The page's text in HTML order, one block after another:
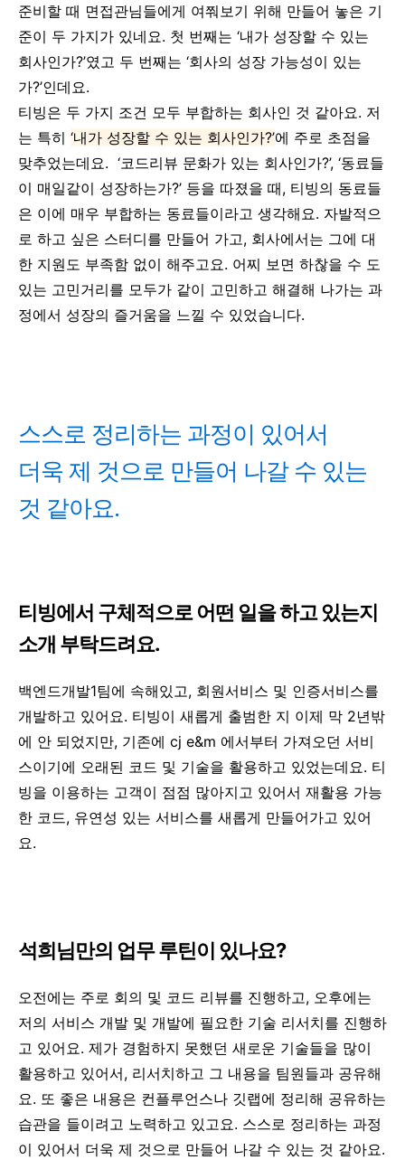
준비할 때 면접관님들에게 여쭤보기 위해 만들어 놓은 기
준이 두 가지가 있네요. 첫 번째는 ‘내가 성장할 수 있는
회사인가?’였고 두 번째는 ‘회사의 성장 가능성이 있는
가?’인데요.
티빙은 두 가지 조건 모두 부합하는 회사인 것 같아요. 저
는 특히 ‘내가 성장할 수 있는 회사인가?’에 주로 초점을
맞추었는데요. ‘코드리뷰 문화가 있는 회사인가?’, ‘동료들
이 매일같이 성장하는가?’ 등을 따졌을 때, 티빙의 동료들
은 이에 매우 부합하는 동료들이라고 생각해요. 자발적으
로 하고 싶은 스터디를 만들어 가고, 회사에서는 그에 대
한 지원도 부족함 없이 해주고요. 어찌 보면 하찮을 수 도
있는 고민거리를 모두가 같이 고민하고 해결해 나가는 과
정에서 성장의 즐거움을 느낄 수 있었습니다.
스스로 정리하는 과정이 있어서
더욱 제 것으로 만들어 나갈 수 있는
것 같아요.
티빙에서 구체적으로 어떤 일을 하고 있는지
소개 부탁드려요.
백엔드개발1팀에 속해있고, 회원서비스 및 인증서비스를
개발하고 있어요. 티빙이 새롭게 출범한 지 이제 막 2년밖
에 안 되었지만, 기존에 cj e&m 에서부터 가져오던 서비
스이기에 오래된 코드 및 기술을 활용하고 있었는데요. 티
빙을 이용하는 고객이 점점 많아지고 있어서 재활용 가능
한 코드, 유연성 있는 서비스를 새롭게 만들어가고 있어
요.
석희님만의 업무 루틴이 있나요?
오전에는 주로 회의 및 코드 리뷰를 진행하고, 오후에는
저의 서비스 개발 및 개발에 필요한 기술 리서치를 진행하
고 있어요. 제가 경험하지 못했던 새로운 기술들을 많이
활용하고 있어서, 리서치하고 그 내용을 팀원들과 공유해
요. 또 좋은 내용은 컨플루언스나 깃랩에 정리해 공유하는
습관을 들이려고 노력하고 있고요. 스스로 정리하는 과정
이 있어서 더욱 제 것으로 만들어 나갈 수 있는 것 같아요.